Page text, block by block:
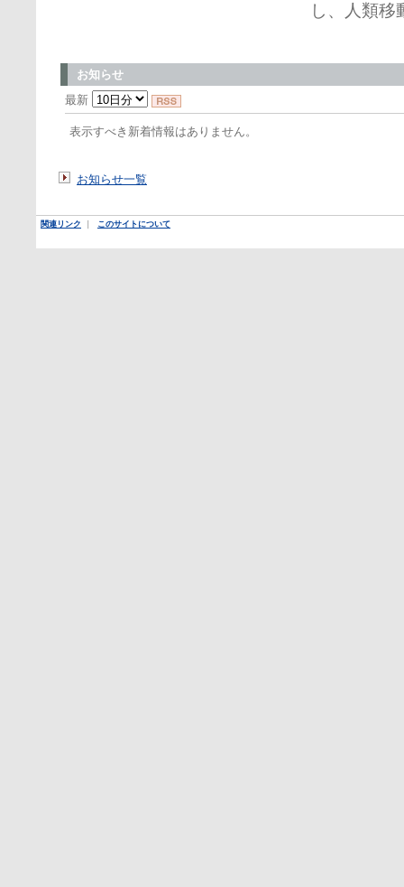
し、人類移
お知らせ
最新
表示すべき新着情報はありません。
お知らせ一覧
関連リンク このサイトについて